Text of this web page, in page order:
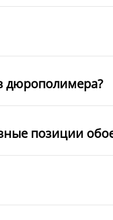
дюрополимера?
позиции